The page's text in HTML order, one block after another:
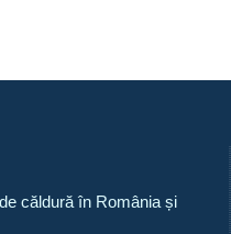
căldură în România și